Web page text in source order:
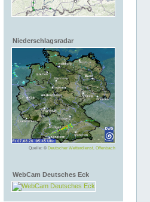
Niederschlagsradar
Quelle: © Deutscher Wetterdienst, Offenbach
WebCam Deutsches Eck